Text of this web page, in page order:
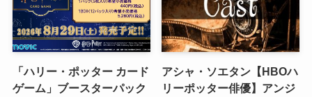
「ハリー・ポッター カード
ゲーム」ブースターパック
アシャ・ソエタン【HBOハ
リーポッター俳優】アンジ